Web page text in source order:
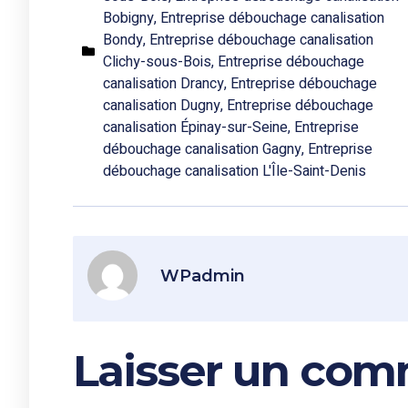
Bobigny, Entreprise débouchage canalisation
Bondy, Entreprise débouchage canalisation
Clichy-sous-Bois, Entreprise débouchage
canalisation Drancy, Entreprise débouchage
canalisation Dugny, Entreprise débouchage
canalisation Épinay-sur-Seine, Entreprise
débouchage canalisation Gagny, Entreprise
débouchage canalisation L'Île-Saint-Denis
WPadmin
Laisser un